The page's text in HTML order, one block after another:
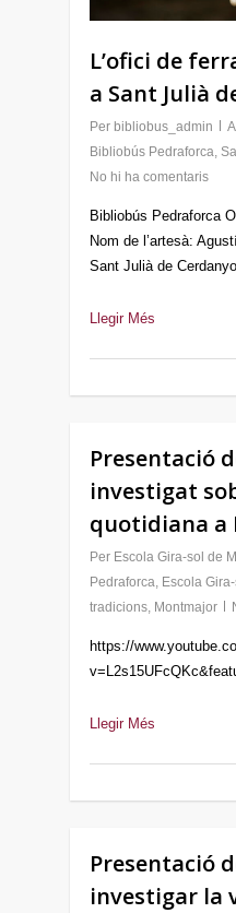
L’ofici de
a Sant Julià
Per bibliobus_admin
Bibliobús Pedraforca,
No hi ha comentaris
Bibliobús Pedraforca
Nom de l’artesà:
Sant Julià de
Llegir Més
Presentació
investigat
quotidiana a
Per Escola Gira-sol de
Pedraforca, Escola
tradicions, Montmajor
https://
Llegir Més
Presentació
investigar la